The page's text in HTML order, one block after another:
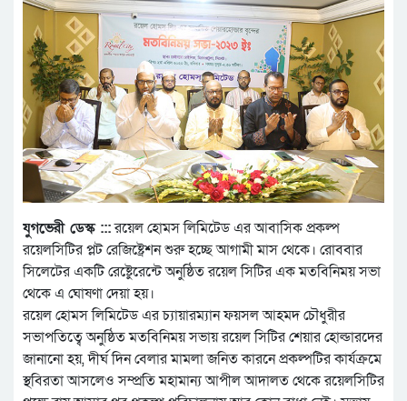
যুগভেরী ডেস্ক :::রয়েল হোমস লিমিটেড এর আবাসিক প্রকল্প
রয়েলসিটির প্লট রেজিষ্ট্রেশন শুরু হচ্ছে আগামী মাস থেকে। রোববার
সিলেটের একটি রেষ্টেুরেন্টে অনুষ্ঠিত রয়েল সিটির এক মতবিনিময় সভা
থেকে এ ঘোষণা দেয়া হয়।
রয়েল হোমস লিমিটেড এর চ্যায়ারম্যান ফয়সল আহমদ চৌধুরীর
সভাপতিত্বে অনুষ্ঠিত মতবিনিময় সভায় রয়েল সিটির শেয়ার হোল্ডারদের
জানানো হয়, দীর্ঘ দিন বেলার মামলা জনিত কারনে প্রকল্পটির কার্যক্রমে
স্থবিরতা আসলেও সম্প্রতি মহামান্য আপীল আদালত থেকে রয়েলসিটির